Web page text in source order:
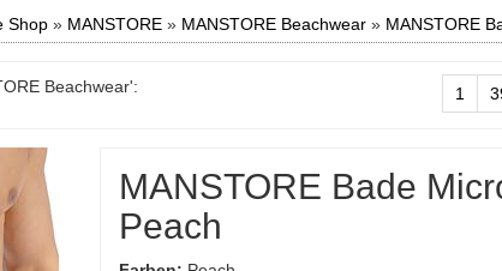
Shop » MANSTORE» MANSTORE Beachwear» MANSTORE
Beachwear': 1
MANSTORE Bade
Peach